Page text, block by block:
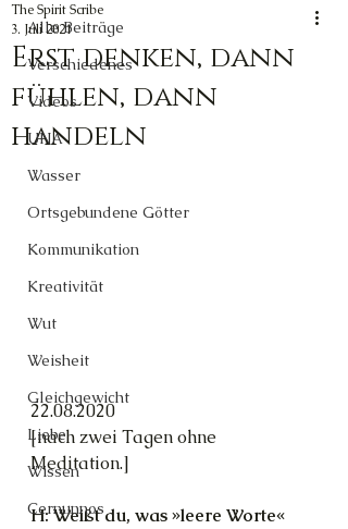
Alle Beiträge
Verschiedenes
Videos
UNA
Wasser
Ortsgebundene Götter
Kommunikation
Kreativität
Wut
Weisheit
Gleichgewicht
Liebe
Wissen
Cernunnos
Erst denken, dann
fühlen, dann
handeln
The Spirit Scribe
3. Juli 2021
22.08.2020
[nach zwei Tagen ohne
Meditation.]
H: Weißt du, was »leere Worte«